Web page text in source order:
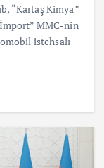
“Kartaş Kimya”
MMC-nin
istehsalı